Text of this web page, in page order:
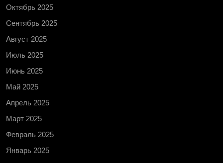
Октябрь 2025
Сентябрь 2025
Август 2025
Июль 2025
Июнь 2025
Май 2025
Апрель 2025
Март 2025
Февраль 2025
Январь 2025